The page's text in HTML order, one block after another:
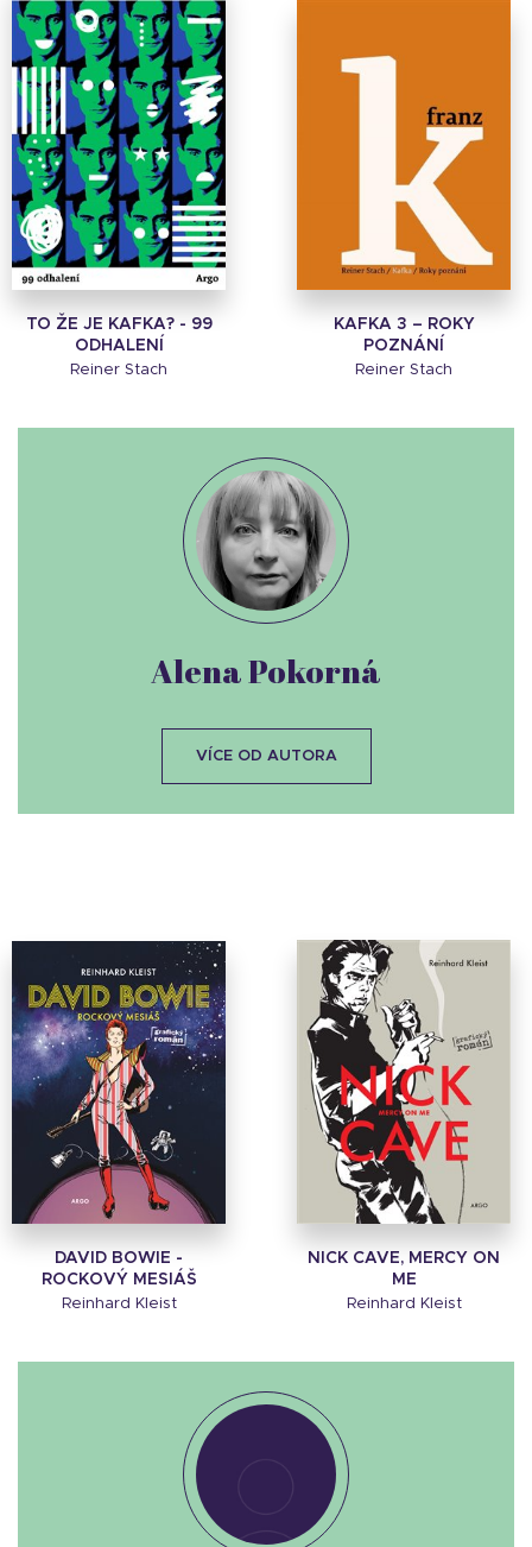
TO ŽE JE KAFKA? - 99
ODHALENÍ
Reiner Stach
KAFKA 3 – ROKY
POZNÁNÍ
Reiner Stach
DAVID BOWIE -
ROCKOVÝ MESIÁŠ
Reinhard Kleist
NICK CAVE, MERCY ON
ME
Reinhard Kleist
Alena Pokorná
VÍCE OD AUTORA